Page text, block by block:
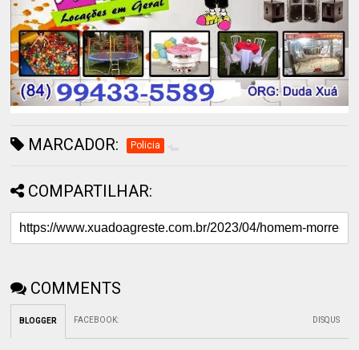
MARCADOR: Policia
COMPARTILHAR:
COMMENTS
BLOGGER FACEBOOK: DISQUS